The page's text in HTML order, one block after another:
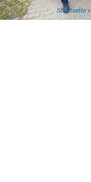
Startseite»